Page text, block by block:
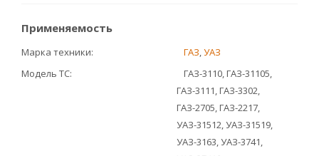
Применяемость
Марка техники ГАЗ,УАЗ
Модель ТС
ГАЗ-3110, ГАЗ-31105,
ГАЗ-3111, ГАЗ-3302,
ГАЗ-2705, ГАЗ-2217,
УАЗ-31512, УАЗ-31519,
УАЗ-3163, УАЗ-3741,